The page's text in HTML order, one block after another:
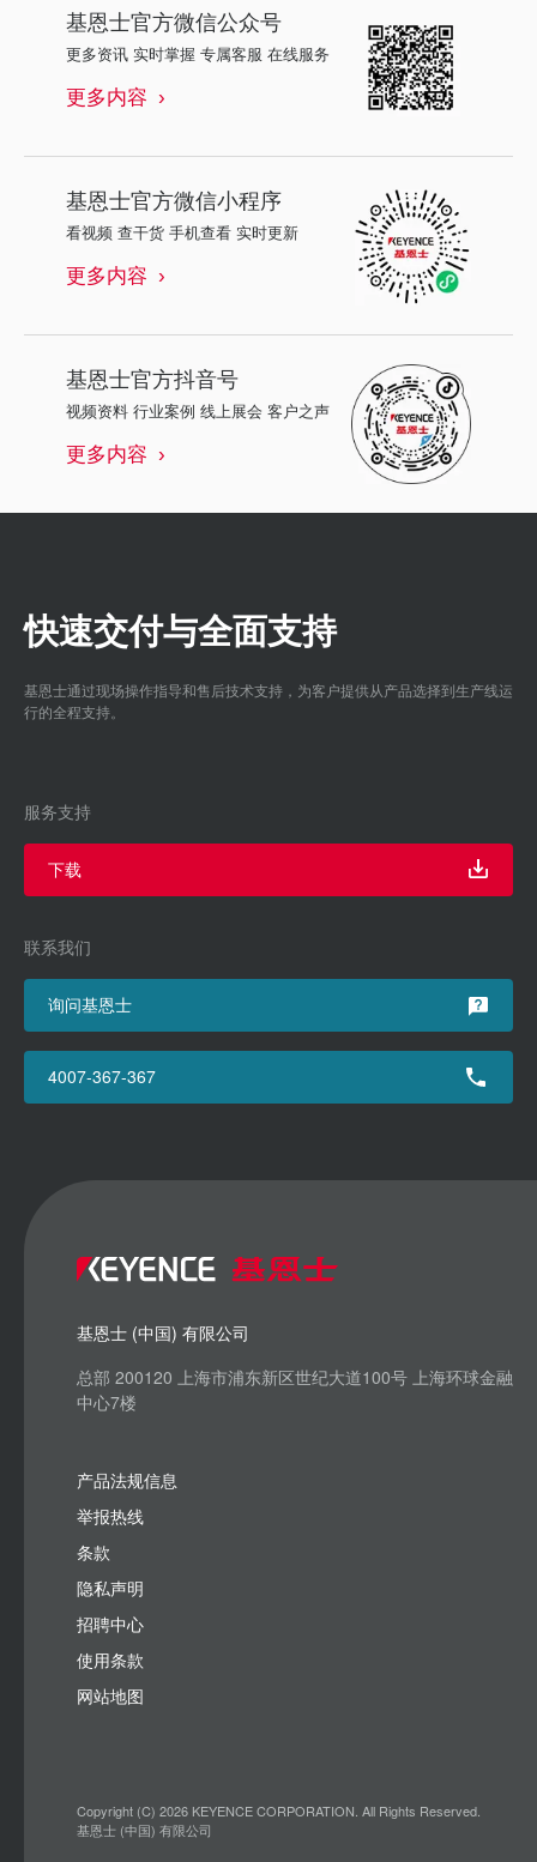
基恩士官方微信公众号
更多资讯 实时掌握 专属客服 在线服务
更多内容
基恩士官方微信小程序
看视频 查干货 手机查看 实时更新
更多内容
基恩士官方抖音号
视频资料 行业案例 线上展会 客户之声
更多内容
快速交付与全面支持
基恩士通过现场操作指导和售后技术支持，为客户提供从产品选择到生产线运
行的全程支持。
服务支持
下载
联系我们
询问基恩士
4007-367-367
基恩士 (中国) 有限公司
总部 200120 上海市浦东新区世纪大道100号 上海环球金融
中心7楼
产品法规信息
举报热线
条款
隐私声明
招聘中心
使用条款
网站地图
Copyright (C) 2026 KEYENCE CORPORATION. All Rights Reserved.
基恩士 (中国) 有限公司